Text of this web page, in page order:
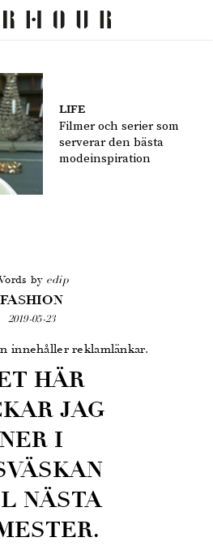
LIFE
Filmer och serier som
serverar den bästa
modeinspiration
by edip
FASHION
2019-05-23
innehåller reklamlänkar.
HÄR
JAG
NER I
NÄSTA